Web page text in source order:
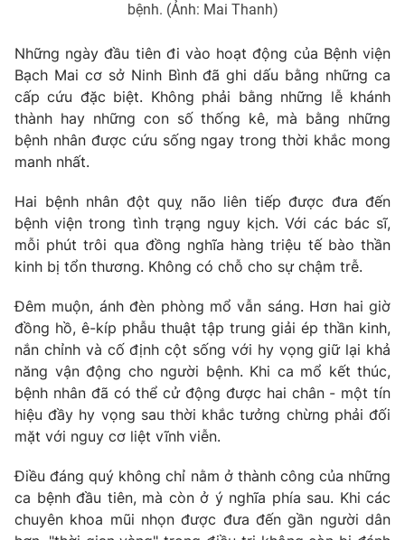
Tư vấn
Lịch phát sóng
Chuyên mục khác
Emagazine Podcast
Photo
Video Shorts video
VTV Money VTV Thể thao
VTV Sức khoẻ Bất động sản
Thị trường 24h Tấm lòng Việt
VTV4 Vươn mình bằng AI
VTV9 VTV8
Liên hệ tòa soạn English
bệnh. (Ảnh: Mai Thanh)
Những ngày đầu tiên đi vào hoạt động của Bệnh viện
Bạch Mai cơ sở Ninh Bình đã ghi dấu bằng những ca
cấp cứu đặc biệt. Không phải bằng những lễ khánh
thành hay những con số thống kê, mà bằng những
bệnh nhân được cứu sống ngay trong thời khắc mong
manh nhất.
Hai bệnh nhân đột quỵ não liên tiếp được đưa đến
bệnh viện trong tình trạng nguy kịch. Với các bác sĩ,
mỗi phút trôi qua đồng nghĩa hàng triệu tế bào thần
kinh bị tổn thương. Không có chỗ cho sự chậm trễ.
Đêm muộn, ánh đèn phòng mổ vẫn sáng. Hơn hai giờ
đồng hồ, ê-kíp phẫu thuật tập trung giải ép thần kinh,
nắn chỉnh và cố định cột sống với hy vọng giữ lại khả
năng vận động cho người bệnh. Khi ca mổ kết thúc,
bệnh nhân đã có thể cử động được hai chân - một tín
hiệu đầy hy vọng sau thời khắc tưởng chừng phải đối
mặt với nguy cơ liệt vĩnh viễn.
Điều đáng quý không chỉ nằm ở thành công của những
ca bệnh đầu tiên, mà còn ở ý nghĩa phía sau. Khi các
chuyên khoa mũi nhọn được đưa đến gần người dân